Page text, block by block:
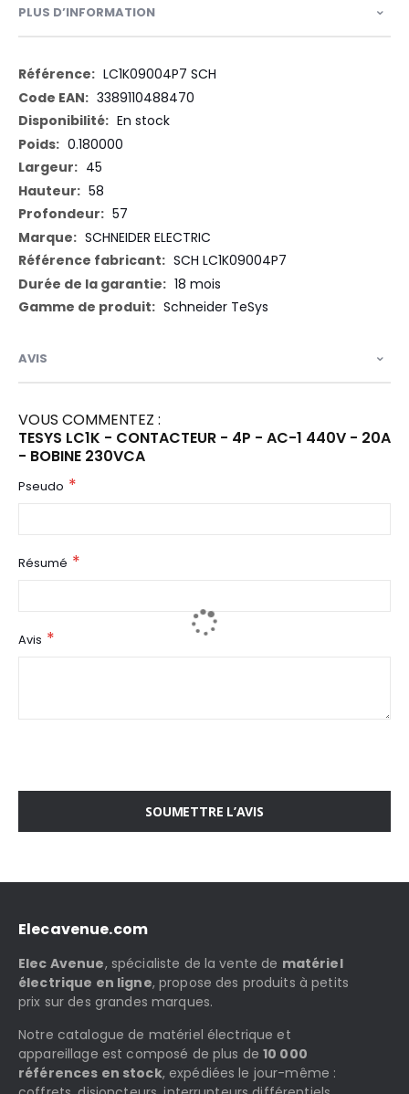
PLUS D’INFORMATION
Plus
d’information
LC1K09004P7 SCH
3389110488470
En stock
0.180000
45
58
57
SCHNEIDER ELECTRIC
SCH LC1K09004P7
18 mois
Schneider TeSys
AVIS
VOUS COMMENTEZ :
TESYS LC1K - CONTACTEUR - 4P - AC-1 440V - 20A
- BOBINE 230VCA
Pseudo
Résumé
Avis
SOUMETTRE L’AVIS
Elecavenue.com
Elec Avenue, spécialiste de la vente de matériel
électrique en ligne, propose des produits à petits
prix sur des grandes marques.
Notre catalogue de matériel électrique et
appareillage est composé de plus de10 000
références en stock, expédiées le jour-même :